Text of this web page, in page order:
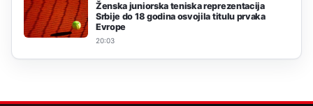
Ženska juniorska teniska reprezentacija
Srbije do 18 godina osvojila titulu prvaka
Evrope
20:03